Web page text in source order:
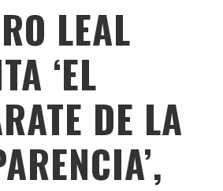
LEAL
‘EL
DE LA